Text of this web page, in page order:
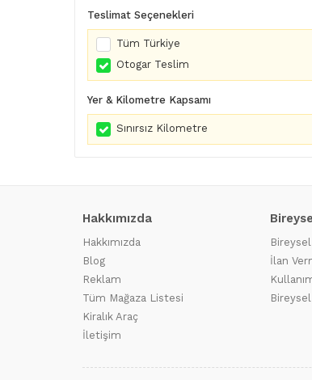
Teslimat Seçenekleri
Tüm Türkiye
Otogar Teslim
Yer & Kilometre Kapsamı
Sınırsız Kilometre
Hakkımızda
Hakkımızda
Blog
Reklam
Tüm Mağaza Listesi
Kiralık Araç
İletişim
İlan